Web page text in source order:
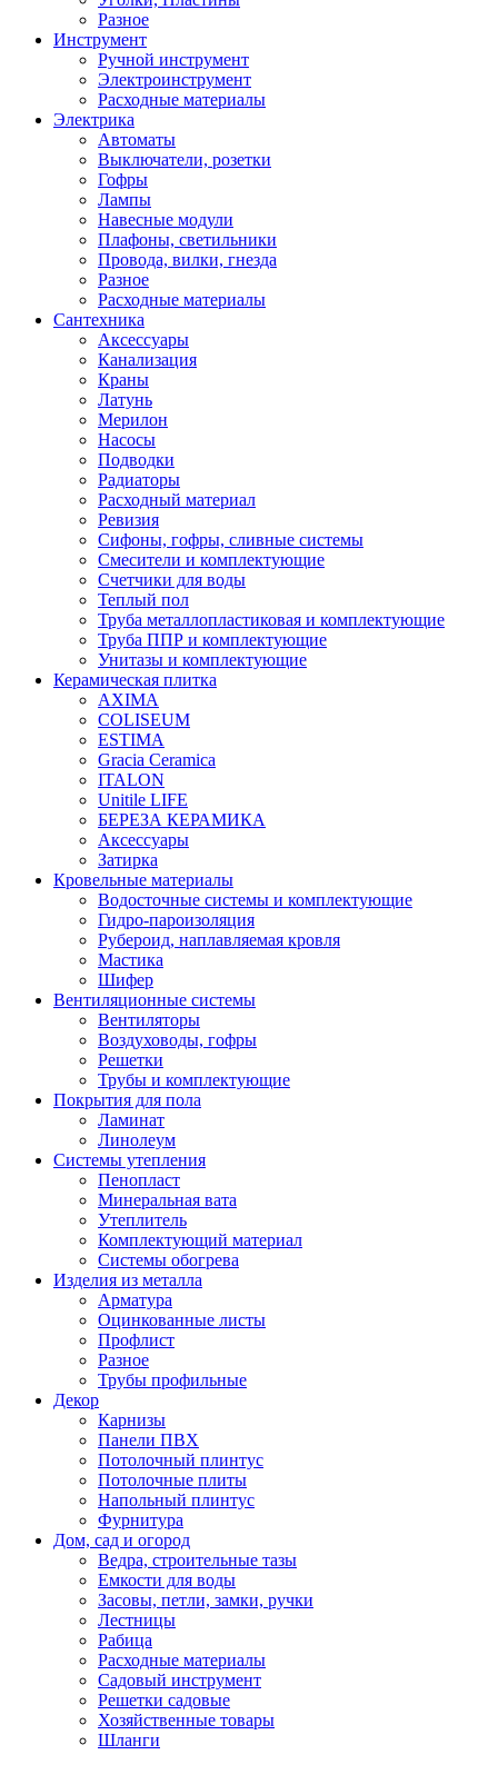
Разное
Инструмент
Ручной инструмент
Электроинструмент
Расходные материалы
Электрика
Автоматы
Выключатели, розетки
Гофры
Лампы
Навесные модули
Плафоны, светильники
Провода, вилки, гнезда
Разное
Расходные материалы
Сантехника
Аксессуары
Канализация
Краны
Латунь
Мерилон
Насосы
Подводки
Радиаторы
Расходный материал
Ревизия
Сифоны, гофры, сливные системы
Смесители и комплектующие
Счетчики для воды
Теплый пол
Труба металлопластиковая и комплектующие
Труба ППР и комплектующие
Унитазы и комплектующие
Керамическая плитка
AXIMA
COLISEUM
ESTIMA
Gracia Ceramica
ITALON
Unitile LIFE
БЕРЕЗА КЕРАМИКА
Аксессуары
Затирка
Кровельные материалы
Водосточные системы и комплектующие
Гидро-пароизоляция
Рубероид, наплавляемая кровля
Мастика
Шифер
Вентиляционные системы
Вентиляторы
Воздуховоды, гофры
Решетки
Трубы и комплектующие
Покрытия для пола
Ламинат
Линолеум
Системы утепления
Пенопласт
Минеральная вата
Утеплитель
Комплектующий материал
Системы обогрева
Изделия из металла
Арматура
Оцинкованные листы
Профлист
Разное
Трубы профильные
Декор
Карнизы
Панели ПВХ
Потолочный плинтус
Потолочные плиты
Напольный плинтус
Фурнитура
Дом, сад и огород
Ведра, строительные тазы
Емкости для воды
Засовы, петли, замки, ручки
Лестницы
Рабица
Расходные материалы
Садовый инструмент
Решетки садовые
Хозяйственные товары
Шланги